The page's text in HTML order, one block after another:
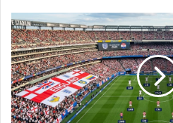
Kota
Kembang
Prediksi
Line
Up
Inggris
Vs
Kroasia